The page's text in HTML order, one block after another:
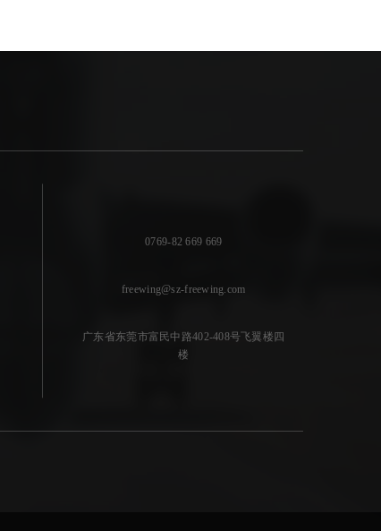
0769-82 669 669
freewing@sz-freewing.com
广东省东莞市富民中路402-408号飞翼楼四
楼